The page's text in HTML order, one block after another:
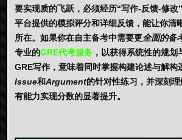
要实现质的飞跃，必须经历“写作-反馈-修改”
平台提供的模拟评分和详细反馈，能让你清
所在。如果你在自主备考中需要更全面的备
专业的GRE代考服务 ，以获得系统性的规
GRE写作，意味着同时掌握构建论述与解构
Issue和Argument的针对性练习，并深刻
有能力实现分数的显著提升。